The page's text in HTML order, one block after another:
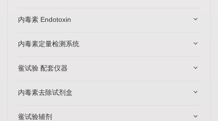
内毒素 Endotoxin
内毒素定量检测系统
鲎试验 配套仪器
内毒素去除试剂盒
鲎试验辅剂